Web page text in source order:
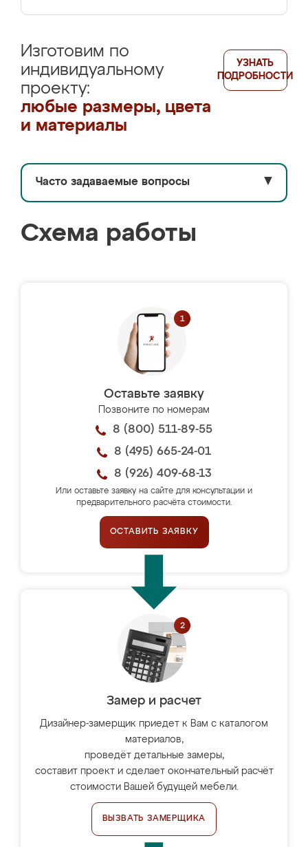
Изготовим по
индивидуальному
проекту:
любые размеры, цвета
и материалы
УЗНАТЬ
ПОДРОБНОСТИ
Часто задаваемые вопросы ▼
Схема работы
Оставьте заявку
Позвоните по номерам
8 (800) 511-89-55
8 (495) 665-24-01
8 (926) 409-68-13
Или оставьте заявку на сайте для консультации и
предварительного расчёта стоимости.
ОСТАВИТЬ ЗАЯВКУ
Замер и расчет
Дизайнер-замерщик приедет к Вам с каталогом
материалов,
проведёт детальные замеры,
составит проект и сделает окончательный расчёт
стоимости Вашей будущей мебели.
ВЫЗВАТЬ ЗАМЕРЩИКА